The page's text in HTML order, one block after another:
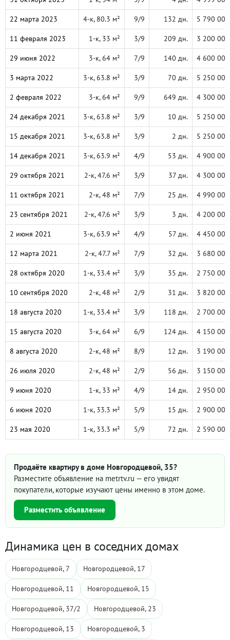
22 марта 2023 4-к, 80.3 м² 9/9 132 дн. 5 790 000
11 февраля 2023 1-к, 33 м² 3/9 209 дн. 3 200 000
29 июня 2022 3-к, 64 м² 7/9 140 дн. 4 600 000
3 марта 2022 3-к, 63.8 м² 3/9 70 дн. 5 250 000
2 февраля 2022 3-к, 64 м² 9/9 649 дн. 4 300 000
24 декабря 2021 3-к, 63.8 м² 3/9 10 дн. 5 250 000
15 декабря 2021 3-к, 63.8 м² 3/9 2 дн. 5 250 000
14 декабря 2021 3-к, 63.9 м² 4/9 53 дн. 4 900 000
29 октября 2021 2-к, 47.6 м² 3/9 37 дн. 4 300 000
11 октября 2021 2-к, 48 м² 7/9 25 дн. 4 990 000
23 сентября 2021 2-к, 47.6 м² 3/9 3 дн. 4 200 000
2 июня 2021 3-к, 63.9 м² 4/9 57 дн. 4 450 000
12 марта 2021 2-к, 47.7 м² 7/9 32 дн. 3 680 000
28 октября 2020 1-к, 33.4 м² 3/9 35 дн. 2 750 000
10 сентября 2020 2-к, 48 м² 2/9 31 дн. 3 820 000
18 августа 2020 1-к, 33.4 м² 3/9 118 дн. 2 700 000
15 августа 2020 3-к, 64 м² 6/9 124 дн. 4 150 000
8 августа 2020 2-к, 48 м² 8/9 12 дн. 3 190 000
26 июля 2020 2-к, 48 м² 2/9 56 дн. 3 150 000
9 июня 2020 1-к, 33 м² 4/9 14 дн. 2 950 000
6 июня 2020 1-к, 33.3 м² 5/9 15 дн. 2 900 000
23 мая 2020 1-к, 33.3 м² 5/9 72 дн. 2 590 000
Продаёте квартиру в доме Новгородцевой, 35?
Разместите объявление на metrtv.ru — его увидят
покупатели, которые изучают цены именно в этом доме.
Разместить объявление
Динамика цен в соседних домах
Новгородцевой, 7 Новгородцевой, 17
Новгородцевой, 11 Новгородцевой, 15
Новгородцевой, 37/2 Новгородцевой, 23
Новгородцевой, 13 Новгородцевой, 3